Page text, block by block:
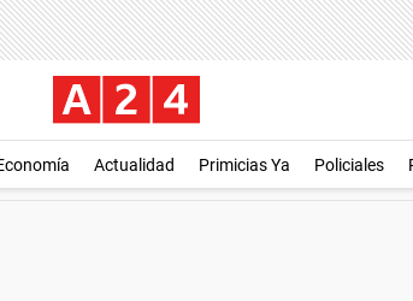
Actualidad Primicias Ya Policiales